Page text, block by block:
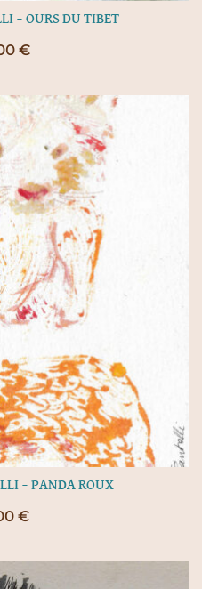
– OURS DU TIBET
€
– PANDA ROUX
€